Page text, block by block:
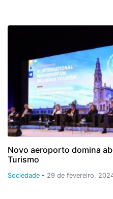
Novo aeroporto domina
Turismo
Sociedade - 29 de fevereiro,